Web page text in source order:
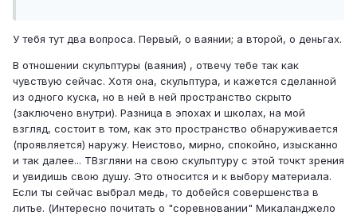
У тебя тут два вопроса. Первый, о ваянии; а второй, о деньгах.
В отношении скульптуры (ваяния) , отвечу тебе так как
чувствую сейчас. Хотя она, скульптура, и кажется сделанной
из одного куска, но в ней в ней пространство скрыто
(заключено внутри). Разница в эпохах и школах, на мой
взгляд, состоит в том, как это пространство обнаруживается
(проявляется) наружу. Неистово, мирно, спокойно, изысканно
и так далее... ТВзгляни на свою скульптуру с этой точкт зрения
и увидишь свою душу. Это относится и к выбору материала.
Если ты сейчас выбрал медь, то добейся совершенства в
литье. (Интересно почитать о "соревновании" Микаланджело